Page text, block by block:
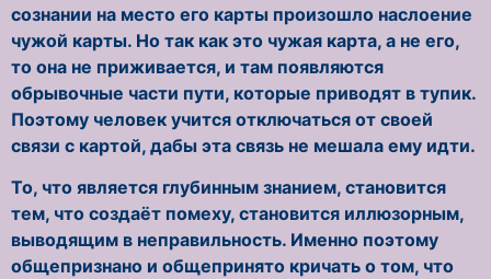
сознании на место его карты произошло наслоение
чужой карты. Но так как это чужая карта, а не его,
то она не приживается, и там появляются
обрывочные части пути, которые приводят в тупик.
Поэтому человек учится отключаться от своей
связи с картой, дабы эта связь не мешала ему идти.
То, что является глубинным знанием, становится
тем, что создаёт помеху, становится иллюзорным,
выводящим в неправильность. Именно поэтому
общепризнано и общепринято кричать о том, что